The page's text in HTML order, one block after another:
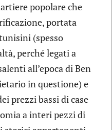
popolare che
portata
(spesso
perché legati a
all’epoca di Ben
in questione) e
prezzi bassi di case
a interi pezzi di